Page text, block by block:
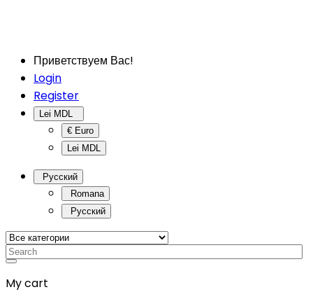
Приветствуем Вас!
Login
Register
€ Euro
Lei MDL
Русский
Romana
Русский
My cart